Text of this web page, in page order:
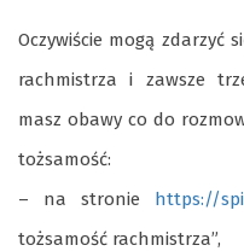
Oczywiście mogą zdarzyć
rachmistrza i zawsze
masz obawy co do
tożsamość:
– na stronie https://
tożsamość rachmistrza”,